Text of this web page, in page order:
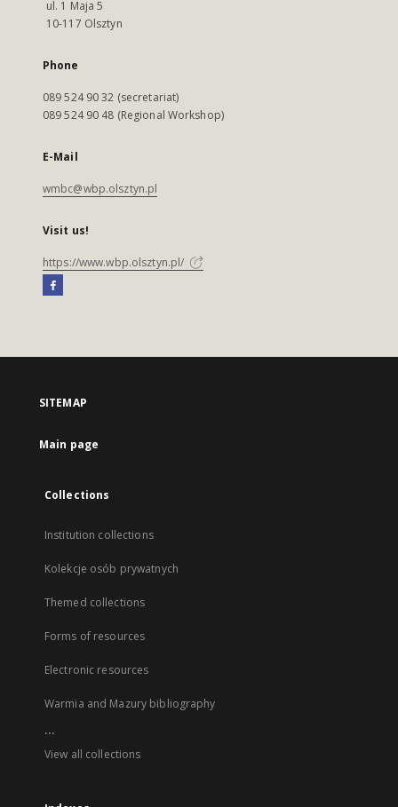
ul. 1 Maja 5
10-117 Olsztyn
Phone
089 524 90 32 (secretariat)
089 524 90 48 (Regional Workshop)
E-Mail
wmbc@wbp.olsztyn.pl
Visit us!
https://www.wbp.olsztyn.pl/
SITEMAP
Main page
Collections
Institution collections
Kolekcje osób prywatnych
Themed collections
Forms of resources
Electronic resources
Warmia and Mazury bibliography
...
View all collections